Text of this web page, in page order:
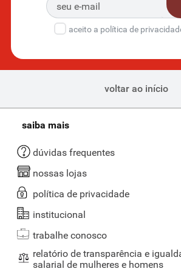
aceito a política de
voltar ao início
saiba mais
dúvidas frequentes
nossas lojas
política de privacidade
institucional
trabalhe conosco
relatório de transparência e
salarial de mulheres e homens